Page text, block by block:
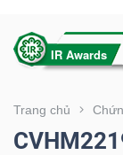
Trang chủ
(-)
VIETSTOCK